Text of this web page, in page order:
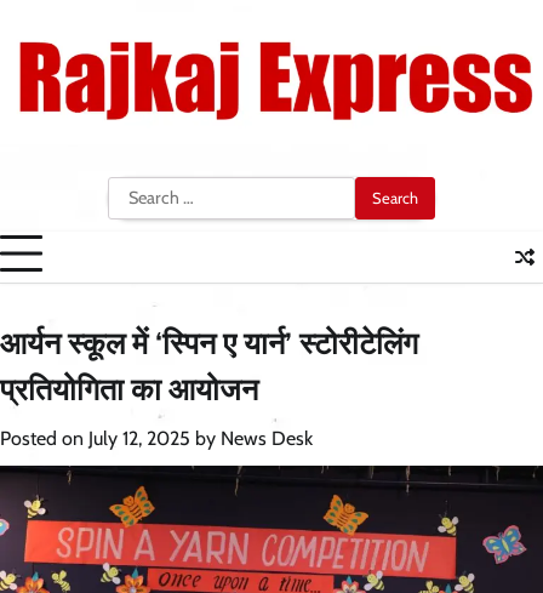
content
Search
for:
आर्यन स्कूल में ‘स्पिन ए यार्न’ स्टोरीटेलिंग
प्रतियोगिता का आयोजन
Posted on July 12, 2025 by News Desk